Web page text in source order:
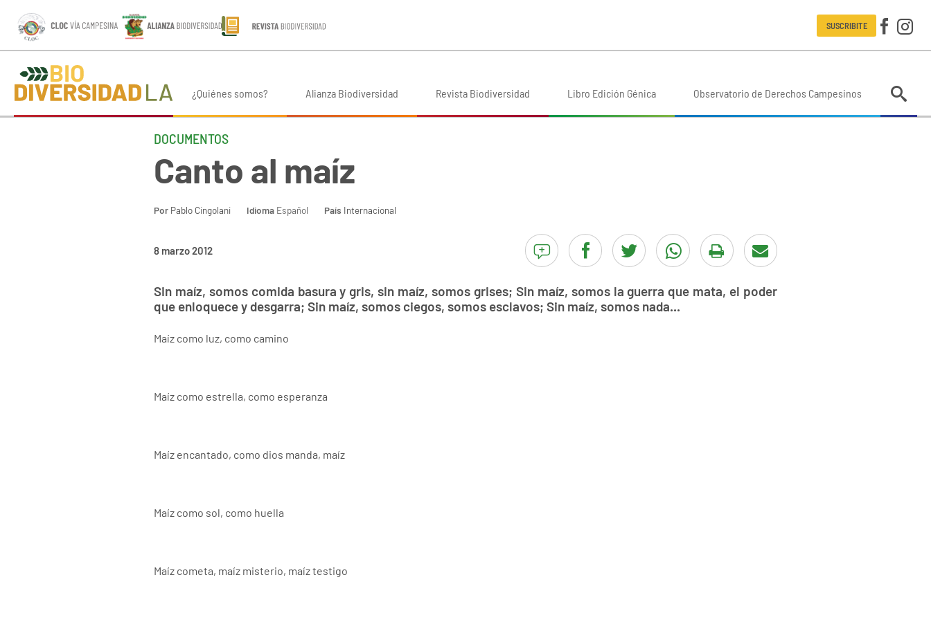
SUSCRIBITE
¿Quiénes somos? Alianza Biodiversidad Revista Biodiversidad Libro Edición Génica Observatorio de Derechos Campesinos
DOCUMENTOS
Canto al maíz
Por Pablo Cingolani Idioma Español País Internacional
8 marzo 2012
Sin maíz, somos comida basura y gris, sin maíz, somos grises; Sin maíz, somos la guerra que mata, el poder
que enloquece y desgarra; Sin maíz, somos ciegos, somos esclavos; Sin maíz, somos nada...
Maíz como luz, como camino
Maíz como estrella, como esperanza
Maíz encantado, como dios manda, maíz
Maíz como sol, como huella
Maíz cometa, maíz misterio, maíz testigo